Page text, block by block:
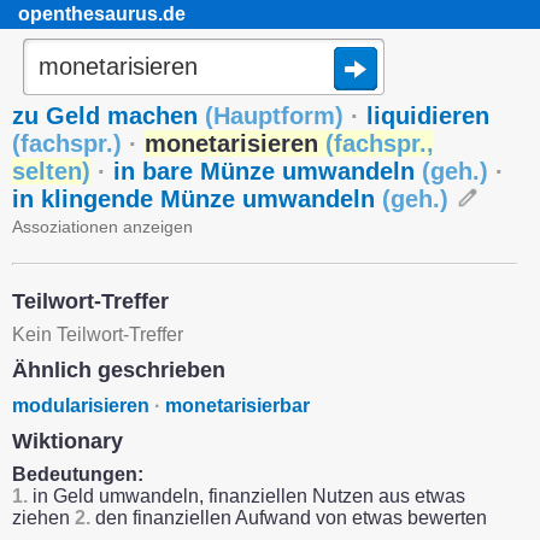
openthesaurus.de
zu Geld machen (Hauptform) ·
liquidieren
(fachspr.) · monetarisieren (fachspr.,
selten) · in bare Münze umwandeln (geh.) ·
in klingende Münze umwandeln (geh.)
Assoziationen anzeigen
Teilwort-Treffer
Kein Teilwort-Treffer
Ähnlich geschrieben
modularisieren · monetarisierbar
Wiktionary
Bedeutungen:
1. in Geld umwandeln, finanziellen Nutzen aus etwas
ziehen 2. den finanziellen Aufwand von etwas bewerten